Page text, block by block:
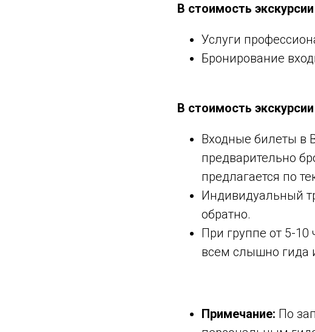
В стоимость
Услуги
Бронирование
В стоимость
Входные билеты в
предварительно
предлагается по
Индивидуальный
обратно.
При группе от 5-
всем слышно гида
Примечание: По